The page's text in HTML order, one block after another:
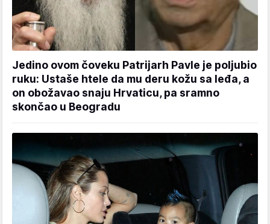
Jedino ovom čoveku Patrijarh Pavle je poljubio
ruku: Ustaše htele da mu deru kožu sa leđa, a
on obožavao snaju Hrvaticu, pa sramno
skončao u Beogradu